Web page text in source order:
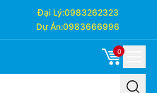
Đại Lý:0983262323
Dự Án:0983666996
0